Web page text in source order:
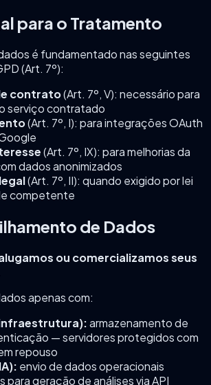
para o Tratamento
é fundamentado nas seguintes
(Art. 7º):
contrato(Art. 7º, V): necessário para
serviço contratado
(Art. 7º, I): para integrações OAuth
(Art. 7º, IX): para melhorias da
dados anonimizados
(Art. 7º, II): quando exigido por lei
competente
de Dados
ou comercializamos seus
apenas com:
armazenamento de
— servidores protegidos com
repouso
envio de dados operacionais
para geração de análises via API